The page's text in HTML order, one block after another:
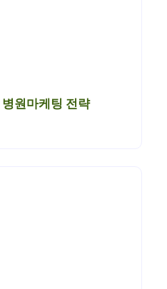
원마케팅 전략